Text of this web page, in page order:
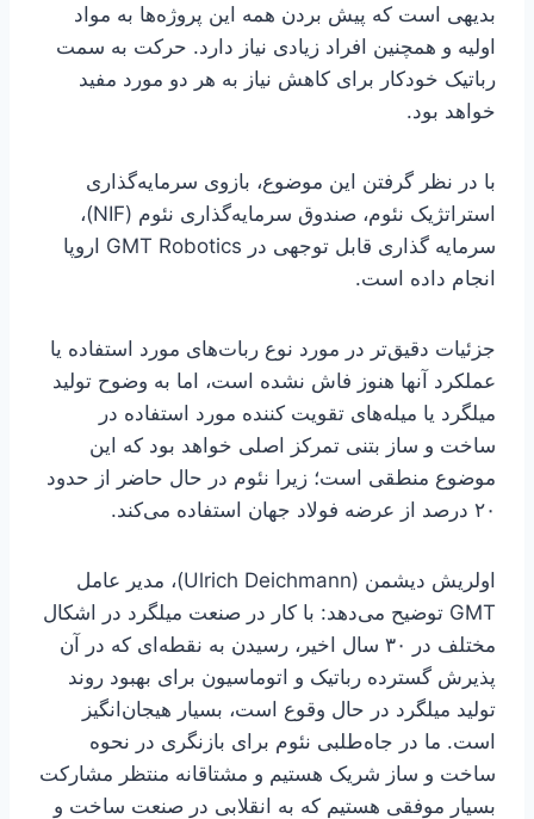
بدیهی است که پیش بردن همه این پروژه‌ها به مواد
اولیه و همچنین افراد زیادی نیاز دارد. حرکت به سمت
رباتیک خودکار برای کاهش نیاز به هر دو مورد مفید
خواهد بود.
با در نظر گرفتن این موضوع، بازوی سرمایه‌گذاری
استراتژیک نئوم، صندوق سرمایه‌گذاری نئوم (NIF)،
سرمایه گذاری قابل توجهی در GMT Robotics اروپا
انجام داده است.
جزئیات دقیق‌تر در مورد نوع ربات‌های مورد استفاده یا
عملکرد آنها هنوز فاش نشده است، اما به وضوح تولید
میلگرد یا میله‌های تقویت کننده مورد استفاده در
ساخت و ساز بتنی تمرکز اصلی خواهد بود که این
موضوع منطقی است؛ زیرا نئوم در حال حاضر از حدود
۲۰ درصد از عرضه فولاد جهان استفاده می‌کند.
اولریش دیشمن (Ulrich Deichmann)، مدیر عامل
GMT توضیح می‌دهد: با کار در صنعت میلگرد در اشکال
مختلف در ۳۰ سال اخیر، رسیدن به نقطه‌ای که در آن
پذیرش گسترده رباتیک و اتوماسیون برای بهبود روند
تولید میلگرد در حال وقوع است، بسیار هیجان‌انگیز
است. ما در جاه‌طلبی نئوم برای بازنگری در نحوه
ساخت و ساز شریک هستیم و مشتاقانه منتظر مشارکت
بسیار موفقی هستیم که به انقلابی در صنعت ساخت و